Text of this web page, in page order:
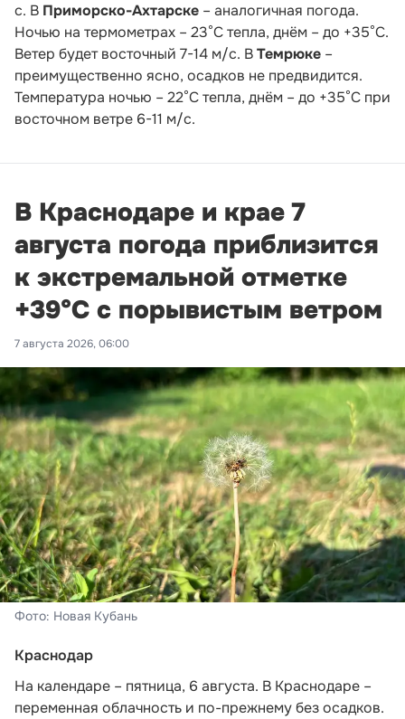
с. В Приморско-Ахтарске – аналогичная погода.
Ночью на термометрах – 23°С тепла, днём – до +35°С.
Ветер будет восточный 7-14 м/с. ВТемрюке –
преимущественно ясно, осадков не предвидится.
Температура ночью – 22°С тепла, днём – до +35°С при
восточном ветре 6-11 м/с.
В Краснодаре и крае 7
августа погода приблизится
к экстремальной отметке
+39°С с порывистым ветром
7 августа 2026, 06:00
Фото: Новая Кубань
Краснодар
На календаре – пятница, 6 августа. В Краснодаре –
переменная облачность и по-прежнему без осадков.